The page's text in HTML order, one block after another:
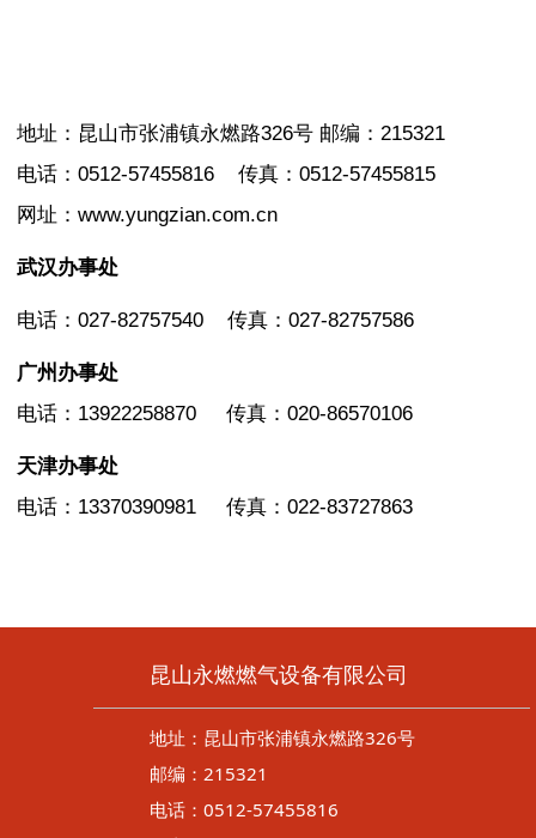
地址：昆山市张浦镇永燃路326号 邮编：215321
电话：0512-57455816 传真：0512-57455815
网址：www.yungzian.com.cn
武汉办事处
电话：027-82757540 传真：027-82757586
广州办事处
电话：13922258870 传真：020-86570106
天津办事处
电话：13370390981 传真：022-83727863
昆山永燃燃气设备有限公司
地址：昆山市张浦镇永燃路326号
邮编：215321
电话：0512-57455816